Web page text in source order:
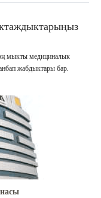
мыкты медициналык
жабдыктары бар.